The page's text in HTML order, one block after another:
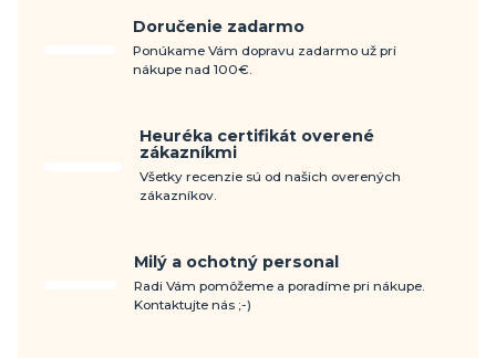
Doručenie zadarmo
Ponúkame Vám dopravu zadarmo už pri
nákupe nad 100€.
Heuréka certifikát overené
zákazníkmi
Všetky recenzie sú od našich overených
zákazníkov.
Milý a ochotný personal
Radi Vám pomôžeme a poradíme pri nákupe.
Kontaktujte nás ;-)